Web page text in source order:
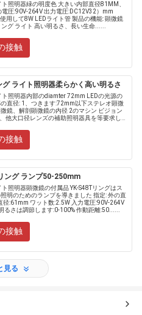
照明器緑の明度色 大きい内部直径81MM、
圧:90V-264V 出力電圧:DC12V32）mm
用して8W LEDライト管 製品の機能: 顕微鏡
グ ライト 高い明るさ、長い生命......
接触
ライト照明器柔らかく高い明るさ
ト照明器内部のdiamter 72mm LEDの光源の
直径: 1、つきます:72mm以下ステレオ顕微
鏡、解剖顕微鏡の内径 2のマシン ビジョン
他大口径レンズの補助照明器具を等要求し
接触
ング ランプ50-250mm
照明器顕微鏡の付属品 YK-S48Tリングはス
明のためのランプを導きました 指定: 外の直
径:61mm ワット数:2.5W 入力電圧:90V-264V
るさは調節します:0-100% 作動距離:50......
接触
見る